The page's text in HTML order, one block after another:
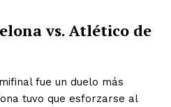
vs. Atlético de
fue un duelo más
tuvo que esforzarse al